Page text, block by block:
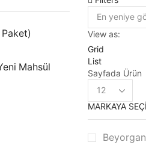
View as:
Grid
List
Sayfada Ürün
Products
per
page
MARKAYA
Mahsül